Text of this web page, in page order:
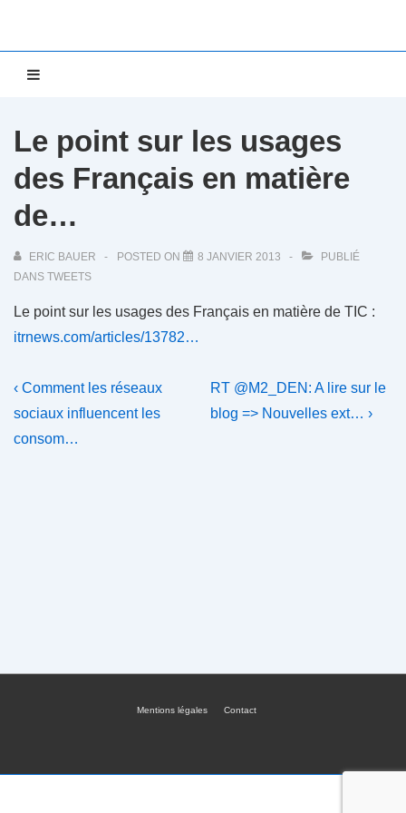
Le point sur les usages
des Français en matière
de…
ERIC BAUER POSTED ON 8 JANVIER 2013
PUBLIÉ
DANS TWEETS
Le point sur les usages des Français en matière de TIC :
itrnews.com/articles/13782…
Navigation
de
l’article
Previous
Post
is
‹ Comment les réseaux
sociaux influencent les
consom…
Next
Post
RT @M2_DEN: A lire sur le
blog => Nouvelles ext… ›
Menu
bas
Mentions légales Contact